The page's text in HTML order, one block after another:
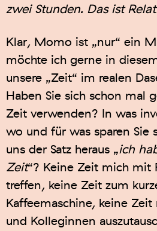
zwei Stunden. Das ist
Klar, Momo ist „nur“ ein
möchte ich gerne in
unsere „Zeit“ im realen
Haben Sie sich schon mal
Zeit verwenden? In was
wo und für was sparen Sie
uns der Satz heraus „ich
Zeit“? Keine Zeit mich mit
treffen, keine Zeit zum
Kaffeemaschine, keine
und Kolleginnen